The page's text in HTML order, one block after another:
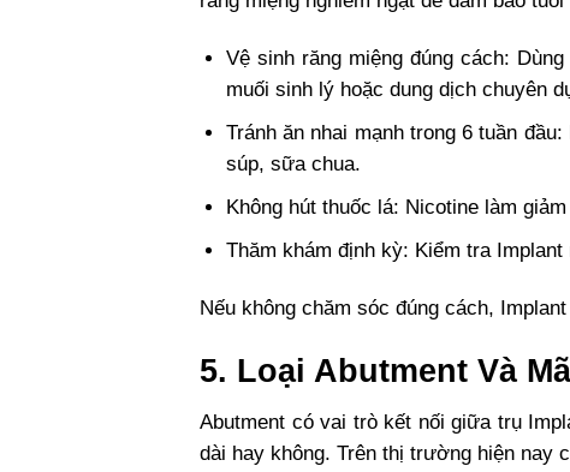
Vệ sinh răng miệng đúng cách:
muối sinh lý hoặc dung dịch chuyên
Tránh ăn nhai mạnh trong 6 tuần
súp, sữa chua.
Không hút thuốc lá: Nicotine làm
Thăm khám định kỳ: Kiểm tra
Nếu không chăm sóc đúng cách,
5. Loại Abutment Và
Abutment có vai trò kết nối giữa trụ
dài hay không. Trên thị trường hiện nay